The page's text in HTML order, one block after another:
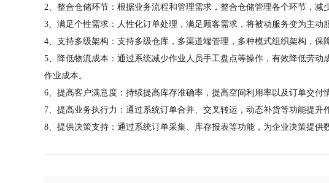
2、整合仓储环节：根据业务流程和管理需求，整合仓储管理各个环节，减
3、满足个性需求：人性化订单处理，满足顾客需求，将被动服务变为主动
4、支持多级架构：支持多级仓库，多渠道端管理，多种模式组织架构，保
5、降低物流成本：通过系统减少作业人员手工盘点等操作，有效降低劳
作业成本。
6、提高客户满意度：持续提高库存准确率，提高空间利用率以及订单交付
7、提高业务执行力：通过系统订单合并、交叉转运，动态补货等功能提升
8、提供决策支持：通过系统订单采集、库存报表等功能，为企业决策提供